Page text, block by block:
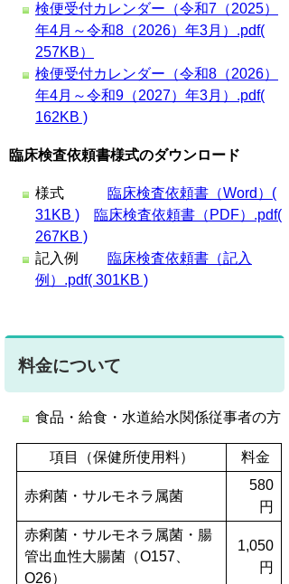
検便受付カレンダー（令和7（2025）
年4月～令和8（2026）年3月）.pdf(
257KB）
検便受付カレンダー（令和8（2026）
年4月～令和9（2027）年3月）.pdf(
162KB )
臨床検査依頼書様式のダウンロード
様式 臨床検査依頼書（Word）(
31KB )
臨床検査依頼書（PDF）.pdf(
267KB )
記入例 臨床検査依頼書（記入
例）.pdf( 301KB )
料金について
食品・給食・水道給水関係従事者の方
項目（保健所使用料） 料金
赤痢菌・サルモネラ属菌
580
円
赤痢菌・サルモネラ属菌・腸
管出血性大腸菌（O157、
O26）
1,050
円